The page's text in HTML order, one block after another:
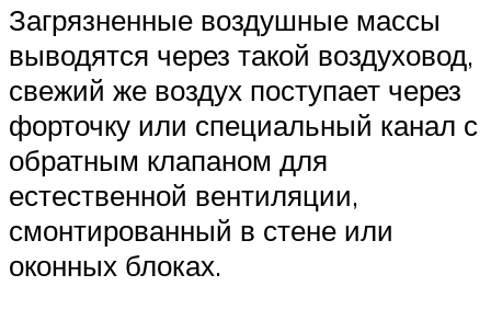
Загрязненные воздушные массы
выводятся через такой воздуховод,
свежий же воздух поступает через
форточку или специальный канал с
обратным клапаном для
естественной вентиляции,
смонтированный в стене или
оконных блоках.